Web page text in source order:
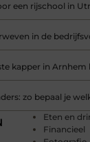
een rijschool in
in de
kapper in
zo bepaal je
Eten en
Financieel